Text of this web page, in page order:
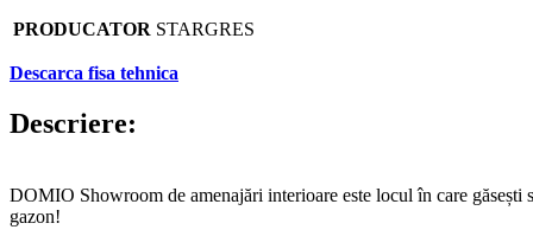
PRODUCATOR STARGRES
Descarca fisa tehnica
Descriere:
DOMIO Showroom de amenajări interioare este locul în care găsești
gazon!